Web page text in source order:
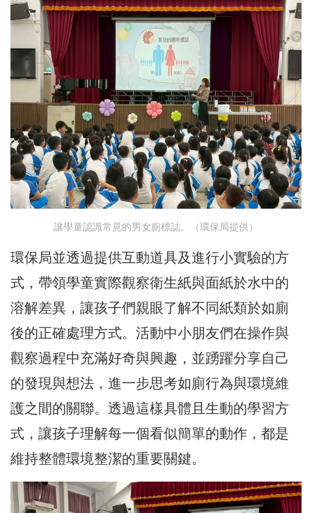
讓學童認識常見的男女廁標誌。（環保局提供）
環保局並透過提供互動道具及進行小實驗的方
式，帶領學童實際觀察衛生紙與面紙於水中的
溶解差異，讓孩子們親眼了解不同紙類於如廁
後的正確處理方式。活動中小朋友們在操作與
觀察過程中充滿好奇與興趣，並踴躍分享自己
的發現與想法，進一步思考如廁行為與環境維
護之間的關聯。透過這樣具體且生動的學習方
式，讓孩子理解每一個看似簡單的動作，都是
維持整體環境整潔的重要關鍵。